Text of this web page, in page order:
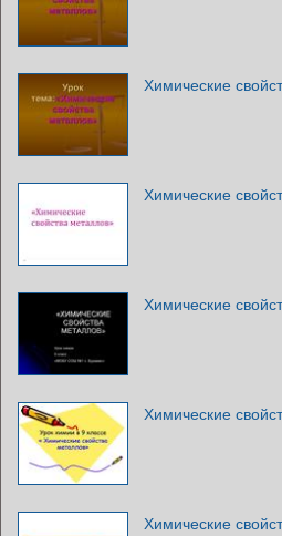
Химические
Химические
Химические
Химические
Химические